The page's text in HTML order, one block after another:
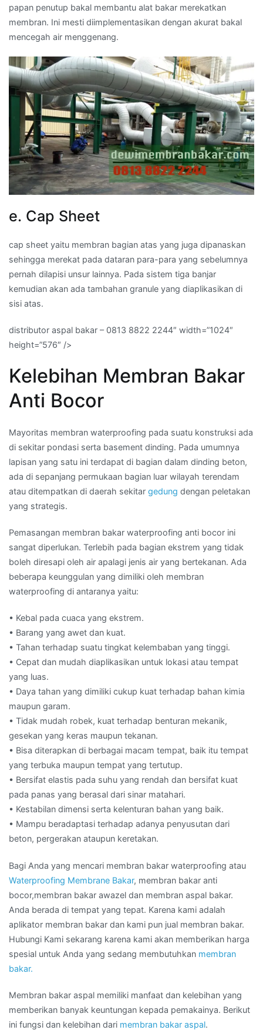
papan penutup bakal membantu alat bakar merekatkan
membran. Ini mesti diimplementasikan dengan akurat bakal
mencegah air menggenang.
e. Cap Sheet
cap sheet yaitu membran bagian atas yang juga dipanaskan
sehingga merekat pada dataran para-para yang sebelumnya
pernah dilapisi unsur lainnya. Pada sistem tiga banjar
kemudian akan ada tambahan granule yang diaplikasikan di
sisi atas.
distributor aspal bakar – 0813 8822 2244″ width=”1024″
height=”576″ />
Kelebihan Membran Bakar
Anti Bocor
Mayoritas membran waterproofing pada suatu konstruksi ada
di sekitar pondasi serta basement dinding. Pada umumnya
lapisan yang satu ini terdapat di bagian dalam dinding beton,
ada di sepanjang permukaan bagian luar wilayah terendam
atau ditempatkan di daerah sekitar gedung dengan peletakan
yang strategis.
Pemasangan membran bakar waterproofing anti bocor ini
sangat diperlukan. Terlebih pada bagian ekstrem yang tidak
boleh diresapi oleh air apalagi jenis air yang bertekanan. Ada
beberapa keunggulan yang dimiliki oleh membran
waterproofing di antaranya yaitu:
• Kebal pada cuaca yang ekstrem.
• Barang yang awet dan kuat.
• Tahan terhadap suatu tingkat kelembaban yang tinggi.
• Cepat dan mudah diaplikasikan untuk lokasi atau tempat
yang luas.
• Daya tahan yang dimiliki cukup kuat terhadap bahan kimia
maupun garam.
• Tidak mudah robek, kuat terhadap benturan mekanik,
gesekan yang keras maupun tekanan.
• Bisa diterapkan di berbagai macam tempat, baik itu tempat
yang terbuka maupun tempat yang tertutup.
• Bersifat elastis pada suhu yang rendah dan bersifat kuat
pada panas yang berasal dari sinar matahari.
• Kestabilan dimensi serta kelenturan bahan yang baik.
• Mampu beradaptasi terhadap adanya penyusutan dari
beton, pergerakan ataupun keretakan.
Bagi Anda yang mencari membran bakar waterproofing atau
Waterproofing Membrane Bakar, membran bakar anti
bocor,membran bakar awazel dan membran aspal bakar.
Anda berada di tempat yang tepat. Karena kami adalah
aplikator membran bakar dan kami pun jual membran bakar.
Hubungi Kami sekarang karena kami akan memberikan harga
spesial untuk Anda yang sedang membutuhkan membran
bakar.
Membran bakar aspal memiliki manfaat dan kelebihan yang
memberikan banyak keuntungan kepada pemakainya. Berikut
ini fungsi dan kelebihan dari membran bakar aspal.